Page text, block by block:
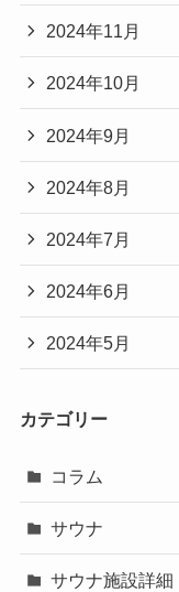
2024年11月
2024年10月
2024年9月
2024年8月
2024年7月
2024年6月
2024年5月
カテゴリー
コラム
サウナ
サウナ施設詳細